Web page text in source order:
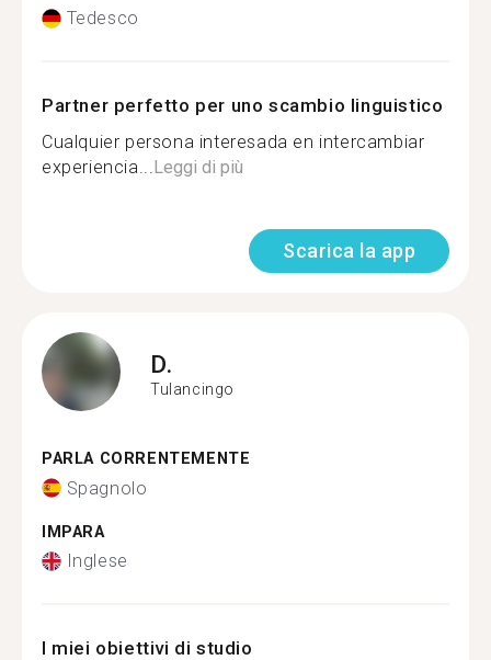
Tedesco
Partner perfetto per uno scambio linguistico
Cualquier persona interesada en intercambiar
experiencia...Leggi di più
Scarica la app
D.
Tulancingo
PARLA CORRENTEMENTE
Spagnolo
IMPARA
Inglese
I miei obiettivi di studio